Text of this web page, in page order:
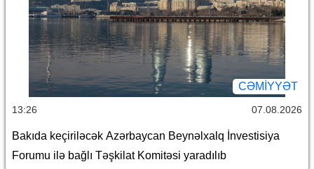
CƏMİYYƏT
13:26 07.08.2026
Bakıda keçiriləcək Azərbaycan Beynəlxalq İnvestisiya
Forumu ilə bağlı Təşkilat Komitəsi yaradılıb